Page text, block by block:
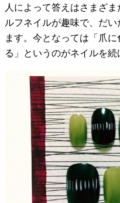
人によって答えはさまざ
ルフネイルが趣味で、だ
ます。今となっては「爪
る」というのがネイルを続